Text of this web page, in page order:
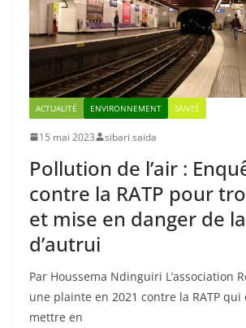
ACTUALITÉ ENVIRONNEMENT SANTÉ
15 mai 2023 sibari saida
Pollution de l’air :
contre la RATP pour
et mise en danger de
d’autrui
Par Houssema Ndinguiri L’association
une plainte en 2021 contre la RATP qui
mettre en